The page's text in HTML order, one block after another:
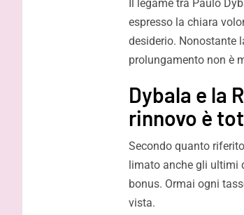
Il legame tra Paulo
espresso la chiara
desiderio. Nonostante
prolungamento non è
Dybala e la
rinnovo è
Secondo quanto
limato anche gli ultimi
bonus. Ormai ogni
vista.